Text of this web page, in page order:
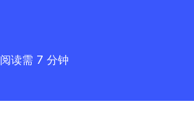
阅读需 7 分钟